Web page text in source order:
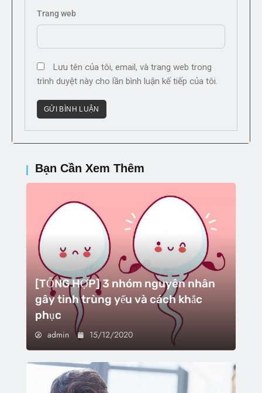
Trang web
Lưu tên của tôi, email, và trang web trong
trình duyệt này cho lần bình luận kế tiếp của tôi.
Bạn Cần Xem Thêm
[TỔNG HỢP] 3 nhóm nguyên nhân
gây tinh trùng yếu và cách khắc
phục
admin 15/12/2020